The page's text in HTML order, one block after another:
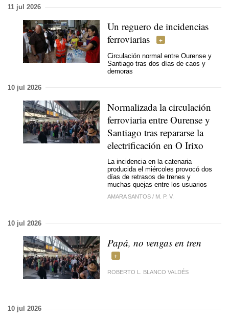
11 jul 2026
Un reguero de incidencias
ferroviarias
Circulación normal entre Ourense y
Santiago tras dos días de caos y
demoras
10 jul 2026
Normalizada la circulación
ferroviaria entre Ourense y
Santiago tras repararse la
electrificación en O Irixo
La incidencia en la catenaria
producida el miércoles provocó dos
días de retrasos de trenes y
muchas quejas entre los usuarios
AMARA SANTOS / M. P. V.
10 jul 2026
Papá, no vengas en tren
ROBERTO L. BLANCO VALDÉS
10 jul 2026